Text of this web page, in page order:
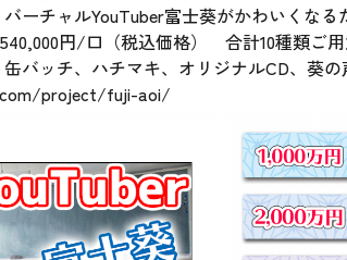
ーチャルYouTuber富士葵がかわいくな
円/口（税込価格） 合計10種類ご
バッチ、ハチマキ、オリジナルCD、葵
project/fuji-aoi/